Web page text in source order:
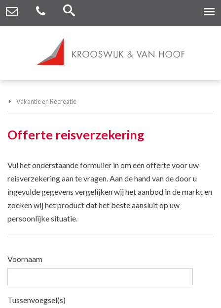
Vakantie en Recreatie
Offerte reisverzekering
Vul het onderstaande formulier in om een offerte voor uw
reisverzekering aan te vragen. Aan de hand van de door u
ingevulde gegevens vergelijken wij het aanbod in de markt en
zoeken wij het product dat het beste aansluit op uw
persoonlijke situatie.
Voornaam
Tussenvoegsel(s)